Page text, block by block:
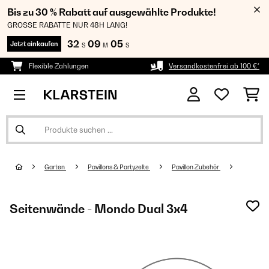
Bis zu 30 % Rabatt auf ausgewählte Produkte!
GROSSE RABATTE NUR 48H LANG!
Jetzt einkaufen 32 S 09 M 05 S
Flexible Zahlungen Versandkostenfrei ab 100 €*
Garten Pavillons & Partyzelte Pavillon Zubehör
Seitenwände - Mondo Dual 3x4